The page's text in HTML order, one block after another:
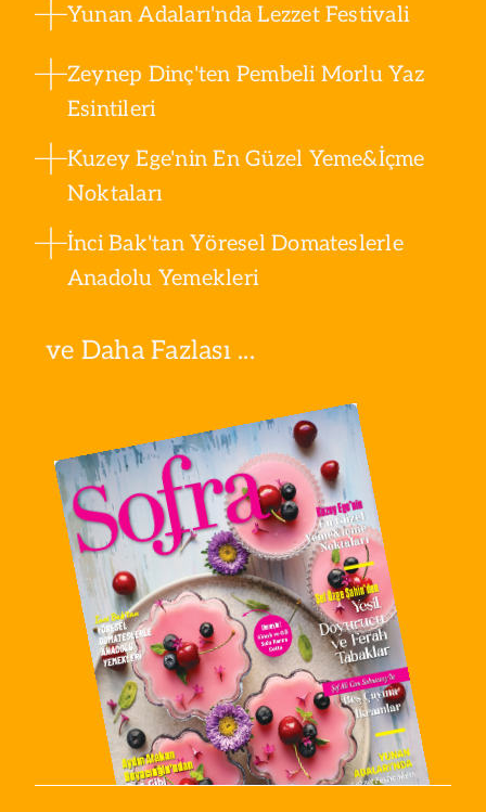
Yunan Adaları'nda Lezzet Festivali
Zeynep Dinç'ten Pembeli Morlu Yaz
Esintileri
Kuzey Ege'nin En Güzel Yeme&İçme
Noktaları
İnci Bak'tan Yöresel Domateslerle
Anadolu Yemekleri
ve Daha Fazlası ...